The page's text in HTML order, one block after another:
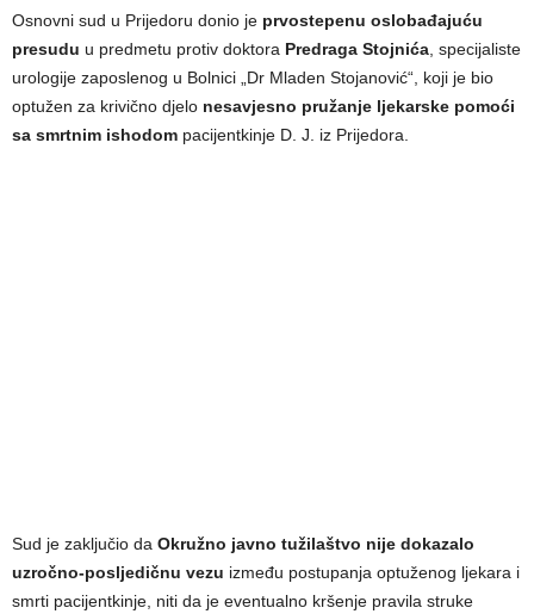
Osnovni sud u Prijedoru donio je prvostepenu oslobađajuću
presudu u predmetu protiv doktora Predraga Stojnića , specijaliste
urologije zaposlenog u Bolnici „Dr Mladen Stojanović“, koji je bio
optužen za krivično djelo nesavjesno pružanje ljekarske pomoći
sa smrtnim ishodom pacijentkinje D. J. iz Prijedora.
Sud je zaključio da Okružno javno tužilaštvo nije dokazalo
uzročno-posljedičnu vezu između postupanja optuženog ljekara i
smrti pacijentkinje, niti da je eventualno kršenje pravila struke